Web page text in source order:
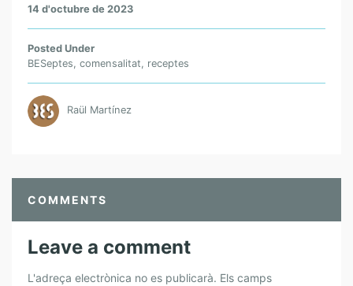
14 d'octubre de 2023
Posted Under
BESeptes, comensalitat, receptes
Raül Martínez
COMMENTS
Leave a comment
L'adreça electrònica no es publicarà. Els camps